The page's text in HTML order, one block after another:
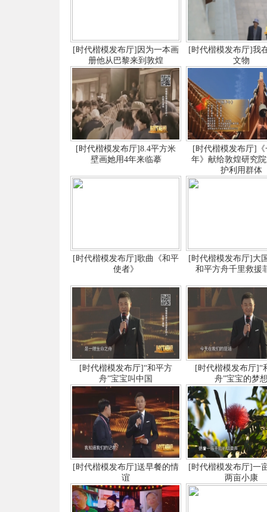
[时代楷模发布厅]因为一本画
册他从巴黎来到敦煌
[时代楷模发布厅]我
文物
[时代楷模发布厅]8.4平方米
壁画她用4年来临摹
[时代楷模发布厅]
年》献给敦煌研究
护利用群体
[时代楷模发布厅]歌曲《和平
使者》
[时代楷模发布厅]大
和平方舟千里救援
[时代楷模发布厅]“和平方
舟”宝宝叫中国
[时代楷模发布厅]“
舟”宝宝的梦
[时代楷模发布厅]送早餐的情
谊
[时代楷模发布厅]一
两亩小康